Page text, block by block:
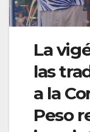
La
las
a la
Peso